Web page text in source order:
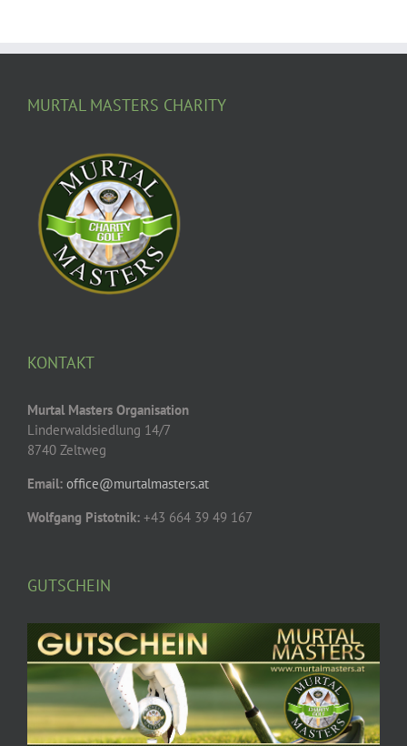
MURTAL MASTERS CHARITY
KONTAKT
Murtal Masters Organisation
Linderwaldsiedlung 14/7
8740 Zeltweg
Email: office@murtalmasters.at
Wolfgang Pistotnik: +43 664 39 49 167
GUTSCHEIN